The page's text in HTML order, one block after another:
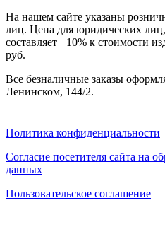
spb.ru
Заказать
звонок
На нашем сайте указаны
лиц. Цена для юридических
составляет +10% к стоимости
руб.
Все безналичные заказы
Ленинском, 144/2.
Политика конфиденциальности
Согласие посетителя сайта на
данных
Пользовательское соглашение